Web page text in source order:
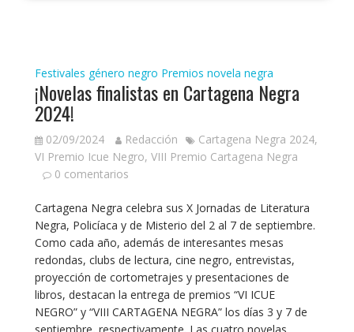
Festivales género negro Premios novela negra
¡Novelas finalistas en Cartagena Negra
2024!
02/09/2024 Redacción Cartagena Negra 2024,
VI Premio Icue Negro, VIII Premio Cartagena Negra
0 comentarios
Cartagena Negra celebra sus X Jornadas de Literatura
Negra, Policíaca y de Misterio del 2 al 7 de septiembre.
Como cada año, además de interesantes mesas
redondas, clubs de lectura, cine negro, entrevistas,
proyección de cortometrajes y presentaciones de
libros, destacan la entrega de premios “VI ICUE
NEGRO” y “VIII CARTAGENA NEGRA” los días 3 y 7 de